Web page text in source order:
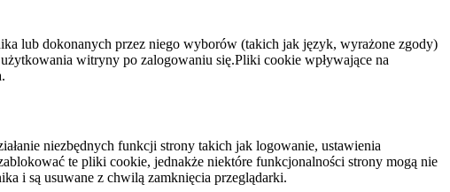
lub dokonanych przez niego wyborów (takich jak język, wyrażone zgody)
witryny po zalogowaniu się.Pliki cookie wpływające na
niezbędnych funkcji strony takich jak logowanie, ustawienia
te pliki cookie, jednakże niektóre funkcjonalności strony mogą nie
i są usuwane z chwilą zamknięcia przeglądarki.